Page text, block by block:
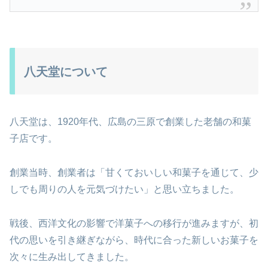
八天堂について
八天堂は、1920年代、広島の三原で創業した老舗の和菓
子店です。
創業当時、創業者は「甘くておいしい和菓子を通じて、少
しでも周りの人を元気づけたい」と思い立ちました。
戦後、西洋文化の影響で洋菓子への移行が進みますが、初
代の思いを引き継ぎながら、時代に合った新しいお菓子を
次々に生み出してきました。